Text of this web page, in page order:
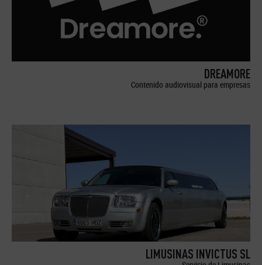
DREAMORE
Contenido audiovisual para empresas
LIMUSINAS INVICTUS SL